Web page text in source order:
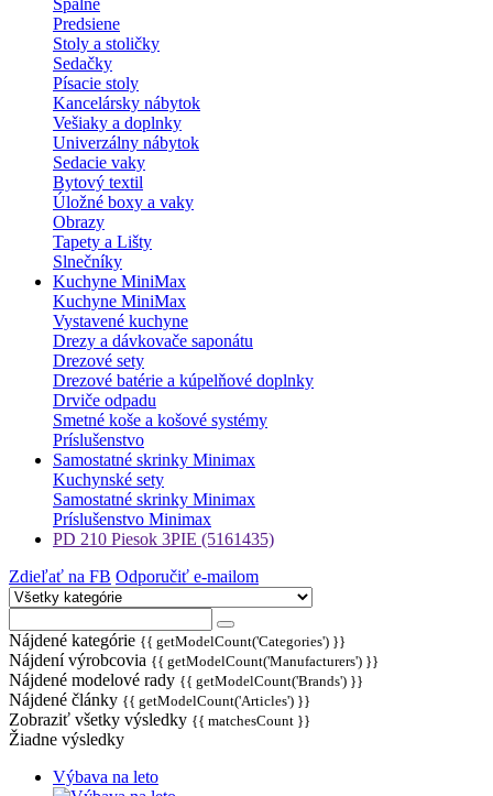
Spálne
Predsiene
Stoly a stoličky
Sedačky
Písacie stoly
Kancelársky nábytok
Vešiaky a doplnky
Univerzálny nábytok
Sedacie vaky
Bytový textil
Úložné boxy a vaky
Obrazy
Tapety a Lišty
Slnečníky
Kuchyne MiniMax
Kuchyne MiniMax
Vystavené kuchyne
Drezy a dávkovače saponátu
Drezové sety
Drezové batérie a kúpelňové doplnky
Drviče odpadu
Smetné koše a košové systémy
Príslušenstvo
Samostatné skrinky Minimax
Kuchynské sety
Samostatné skrinky Minimax
Príslušenstvo Minimax
PD 210 Piesok 3PIE (5161435)
Zdieľať na FB Odporučiť e-mailom
Nájdené kategórie {{ getModelCount('Categories') }}
Nájdení výrobcovia {{ getModelCount('Manufacturers') }}
Nájdené modelové rady {{ getModelCount('Brands') }}
Nájdené články {{ getModelCount('Articles') }}
Zobraziť všetky výsledky {{ matchesCount }}
Žiadne výsledky
Výbava na leto